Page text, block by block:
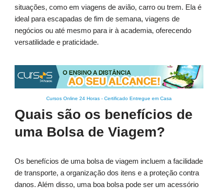
situações, como em viagens de avião, carro ou trem. Ela é
ideal para escapadas de fim de semana, viagens de
negócios ou até mesmo para ir à academia, oferecendo
versatilidade e praticidade.
Cursos Online 24 Horas - Certificado Entregue em Casa
Quais são os benefícios de
uma Bolsa de Viagem?
Os benefícios de uma bolsa de viagem incluem a facilidade
de transporte, a organização dos itens e a proteção contra
danos. Além disso, uma boa bolsa pode ser um acessório